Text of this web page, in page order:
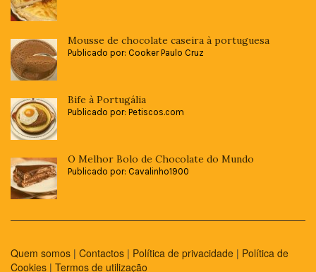
Mousse de chocolate caseira à portuguesa
Publicado por: Cooker Paulo Cruz
Bife à Portugália
Publicado por: Petiscos.com
O Melhor Bolo de Chocolate do Mundo
Publicado por: Cavalinho1900
Quem somos | Contactos | Política de privacidade | Política de
Cookies | Termos de utilização